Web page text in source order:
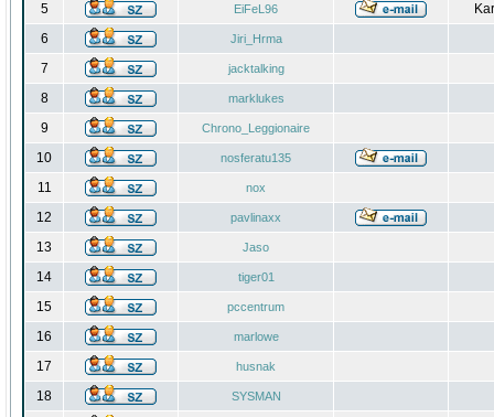
5 EiFeL96
6
Jiri_Hrma
7 jacktalking
8 marklukes
9 Chrono_Leggionaire
10 nosferatu135
11 nox
12 pavlinaxx
13 Jaso
14 tiger01
15 pccentrum
16 marlowe
17 husnak
18 SYSMAN